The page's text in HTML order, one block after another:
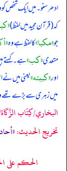
ادھر سنو۔ میں ایک شخص
کہ (قرآن مجید میں لفظ)
جو«مكبا‏»کا لفظ ہے وہ
متعدی«كب»ہے۔ کہتے
اور«كببته»یعنی میں نے
میں زہری سے بڑے تھے وہ
البخاري/كِتَاب الزَّكَاة/
تخریج الحدیث:
الحكم على